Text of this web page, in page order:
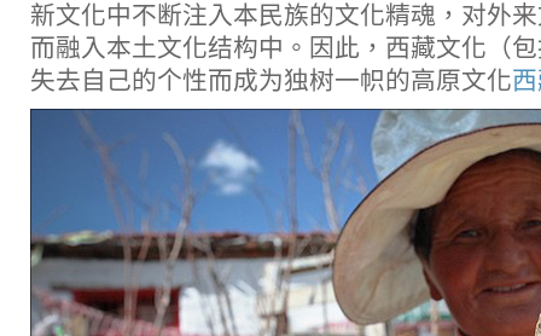
新文化中不断注入本民族的文化精魂，对外
而融入本土文化结构中。因此，西藏文化（
失去自己的个性而成为独树一帜的高原文化